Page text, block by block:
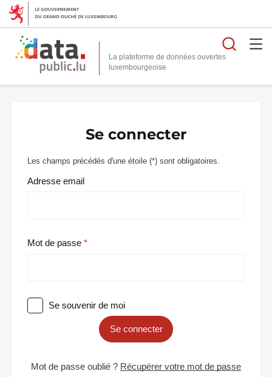
La plateforme de données ouvertes
Se connecter
Les champs précédés d'une étoile (*) sont obligatoires.
Adresse email
Mot de passe
Se souvenir de moi
Se connecter
Mot de passe oublié ? Récupérer votre mot de passe